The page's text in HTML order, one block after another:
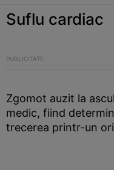
Suflu cardiac
Zgomot auzit la
medic, fiind
trecerea printr-un